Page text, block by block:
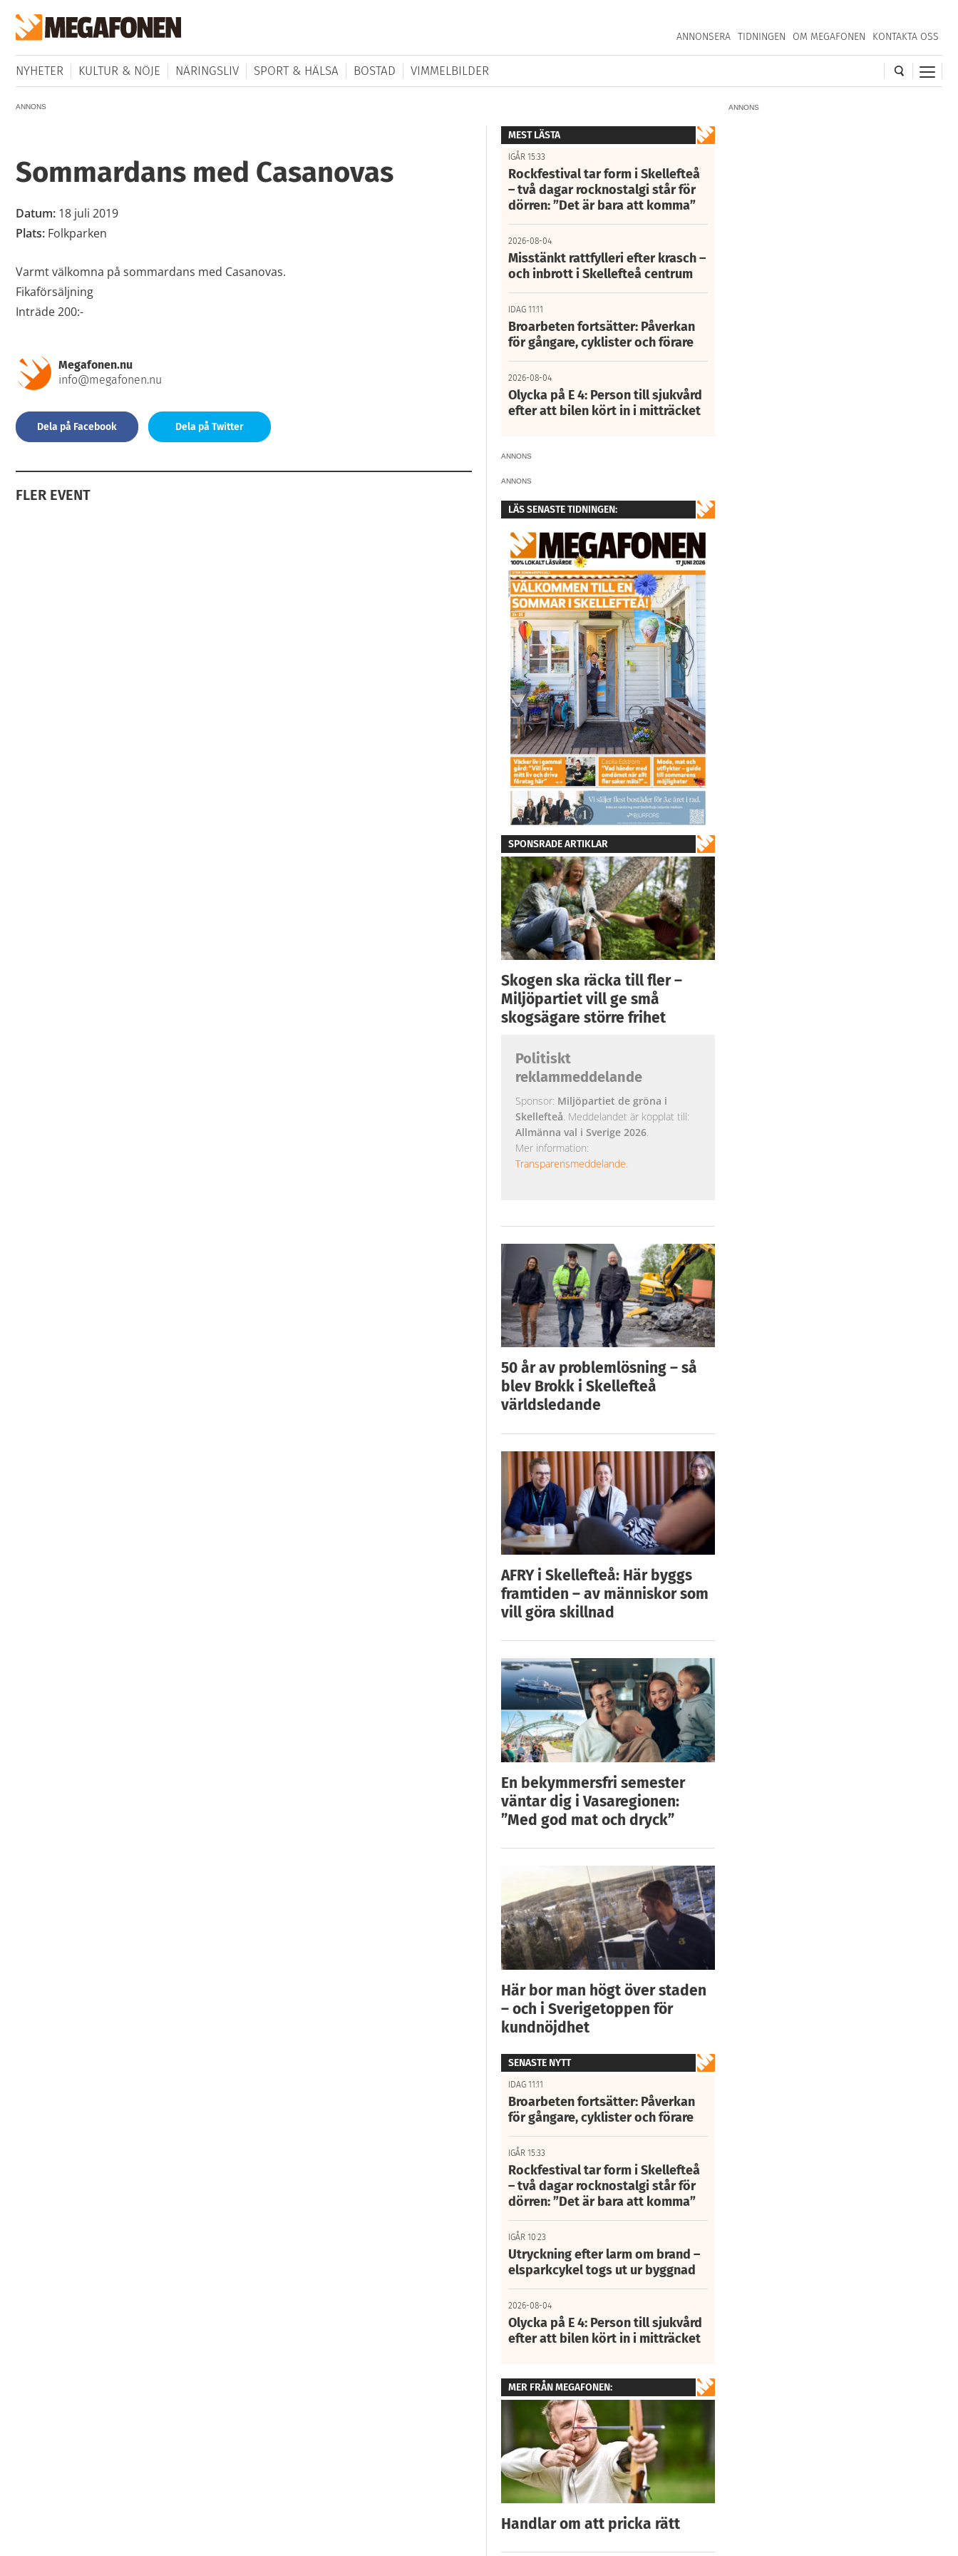
ANNONSERA TIDNINGEN OM MEGAFONEN KONTAKTA OSS
NYHETER KULTUR & NÖJE NÄRINGSLIV SPORT & HÄLSA BOSTAD VIMMELBILDER
ANNONS
ANNONS
Sommardans med Casanovas
Datum:18 juli 2019
Plats:Folkparken
Varmt välkomna på sommardans med Casanovas.
Fikaförsäljning
Inträde 200:-
Megafonen.nu
info@megafonen.nu
Dela på Facebook Dela på Twitter
FLER EVENT
MEST LÄSTA
IGÅR 15:33
Rockfestival tar form i Skellefteå
– två dagar rocknostalgi står för
dörren: ”Det är bara att komma”
2026-08-04
Misstänkt rattfylleri efter krasch –
och inbrott i Skellefteå centrum
IDAG 11:11
Broarbeten fortsätter: Påverkan
för gångare, cyklister och förare
2026-08-04
Olycka på E 4: Person till sjukvård
efter att bilen kört in i mitträcket
ANNONS
ANNONS
LÄS SENASTE TIDNINGEN:
SPONSRADE ARTIKLAR
Skogen ska räcka till fler –
Miljöpartiet vill ge små
skogsägare större frihet
Politiskt
reklammeddelande
Sponsor: Miljöpartiet de gröna i
Skellefteå. Meddelandet är kopplat till:
Allmänna val i Sverige 2026.
Mer information:
Transparensmeddelande.
50 år av problemlösning – så
blev Brokk i Skellefteå
världsledande
AFRY i Skellefteå: Här byggs
framtiden – av människor som
vill göra skillnad
En bekymmersfri semester
väntar dig i Vasaregionen:
”Med god mat och dryck”
Här bor man högt över staden
– och i Sverigetoppen för
kundnöjdhet
SENASTE NYTT
IDAG 11:11
Broarbeten fortsätter: Påverkan
för gångare, cyklister och förare
IGÅR 15:33
Rockfestival tar form i Skellefteå
– två dagar rocknostalgi står för
dörren: ”Det är bara att komma”
IGÅR 10:23
Utryckning efter larm om brand –
elsparkcykel togs ut ur byggnad
2026-08-04
Olycka på E 4: Person till sjukvård
efter att bilen kört in i mitträcket
MER FRÅN MEGAFONEN:
Handlar om att pricka rätt